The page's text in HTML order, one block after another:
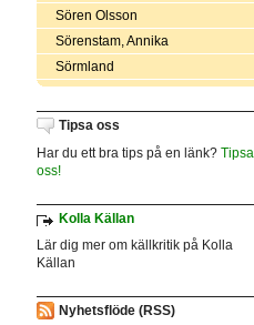
Sören Olsson
Sörenstam, Annika
Sörmland
Tipsa oss
Har du ett bra tips på en länk? Tipsa
oss!
Kolla Källan
Lär dig mer om källkritik på Kolla
Källan
Nyhetsflöde (RSS)